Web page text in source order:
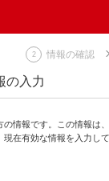
情報の確認
の入力
の情報です。この情報は
在有効な情報を入力して